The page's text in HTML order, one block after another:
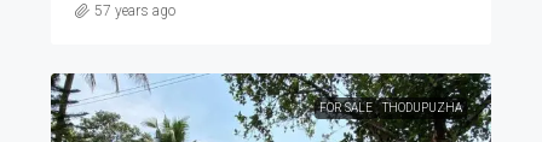
57 years ago
FOR SALE THODUPUZHA